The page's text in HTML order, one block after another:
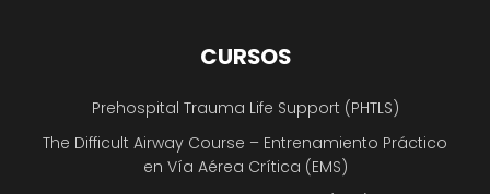
CURSOS
Prehospital Trauma Life Support (PHTLS)
The Difficult Airway Course – Entrenamiento Práctico
en Vía Aérea Crítica (EMS)